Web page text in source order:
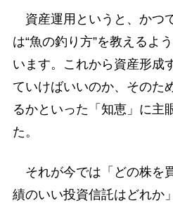
資産運用というと、かつ
は“魚の釣り方”を教えるよ
います。これから資産形成
ていけばいいのか、そのた
るかといった「知恵」に主
た。
それが今では「どの株を
績のいい投資信託はどれか